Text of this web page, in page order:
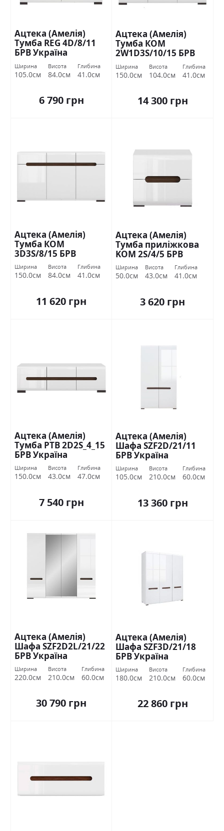
Ацтека (Амелія)
Тумба REG 4D/8/11
БРВ Україна
Ширина
105.0см
Висота
84.0см
Глибина
41.0см
6 790 грн
Ацтека (Амелія)
Тумба КОМ
2W1D3S/10/15 БРВ
Україна
Ширина
150.0см
Висота
104.0см
Глибина
41.0см
14 300 грн
Ацтека (Амелія)
Тумба КОМ
3D3S/8/15 БРВ
Україна
Ширина
150.0см
Висота
84.0см
Глибина
41.0см
11 620 грн
Ацтека (Амелія)
Тумба приліжкова
KOM 2S/4/5 БРВ
Україна
Ширина
50.0см
Висота
43.0см
Глибина
41.0см
3 620 грн
Ацтека (Амелія)
Тумба РТВ 2D2S_4_15
БРВ Україна
Ширина
150.0см
Висота
43.0см
Глибина
47.0см
7 540 грн
Ацтека (Амелія)
Шафа SZF2D/21/11
БРВ Україна
Ширина
105.0см
Висота
210.0см
Глибина
60.0см
13 360 грн
Ацтека (Амелія)
Шафа SZF2D2L/21/22
БРВ Україна
Ширина
220.0см
Висота
210.0см
Глибина
60.0см
30 790 грн
Ацтека (Амелія)
Шафа SZF3D/21/18
БРВ Україна
Ширина
180.0см
Висота
210.0см
Глибина
60.0см
22 860 грн